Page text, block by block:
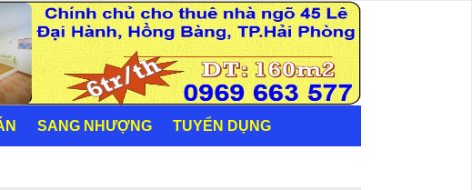
SANG NHƯỢNG TUYỂN DỤNG